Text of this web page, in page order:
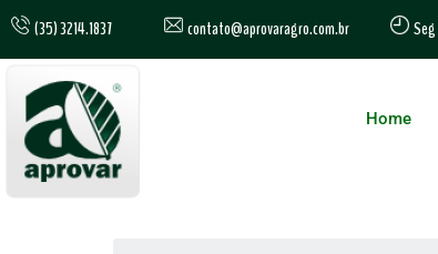
(35) 3214.1837 contato@aprovaragro.com.br
Home